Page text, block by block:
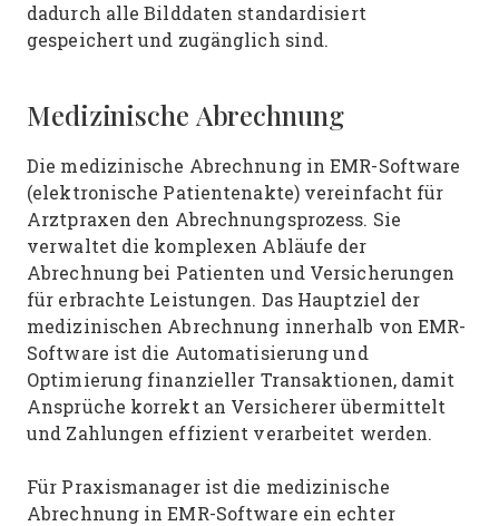
dadurch alle Bilddaten standardisiert
gespeichert und zugänglich sind.
Medizinische Abrechnung
Die medizinische Abrechnung in EMR-Software
(elektronische Patientenakte) vereinfacht für
Arztpraxen den Abrechnungsprozess. Sie
verwaltet die komplexen Abläufe der
Abrechnung bei Patienten und Versicherungen
für erbrachte Leistungen. Das Hauptziel der
medizinischen Abrechnung innerhalb von EMR-
Software ist die Automatisierung und
Optimierung finanzieller Transaktionen, damit
Ansprüche korrekt an Versicherer übermittelt
und Zahlungen effizient verarbeitet werden.
Für Praxismanager ist die medizinische
Abrechnung in EMR-Software ein echter